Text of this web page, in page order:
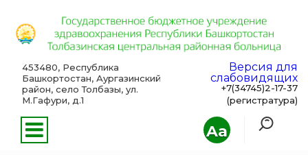
Aa
453480, Республика
Башкортостан, Аургазинский
район, село Толбазы, ул.
М.Гафури, д.1
Версия для
слабовидящих
+7(34745)2-17-37
(регистратура)